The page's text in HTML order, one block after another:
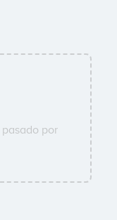
por